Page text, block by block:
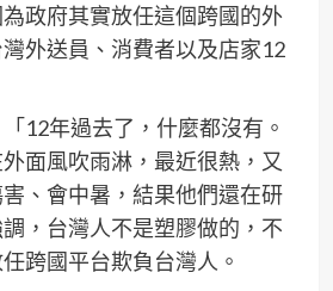
政府其實放任這個跨國的外
外送員、消費者以及店家12
12年過去了，什麼都沒有。
面風吹雨淋，最近很熱，又
、會中暑，結果他們還在研
，台灣人不是塑膠做的，不
跨國平台欺負台灣人。